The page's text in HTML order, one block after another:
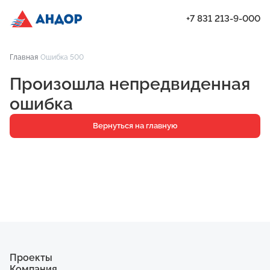
Проекты
Квартиры
Паркинг
Кладовые
+7 831 213-9-000
Главная Ошибка 500
Произошла непредвиденная
ошибка
Вернуться на главную
Проекты